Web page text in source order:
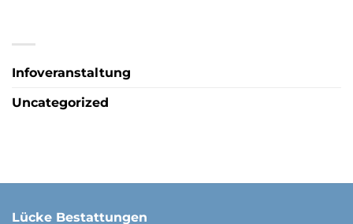
Infoveranstaltung
Uncategorized
Lücke Bestattungen